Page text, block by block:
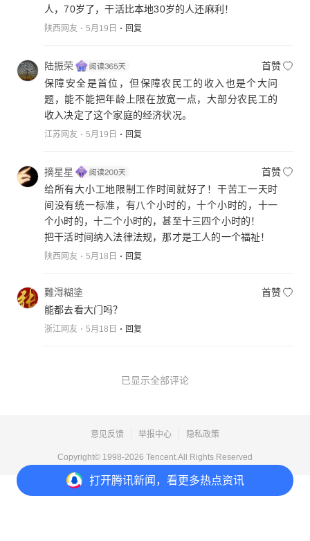
打开腾讯新闻，看更多热点资讯
人，70岁了，干活比本地30岁的人还麻利！
陕西网友 5月19日 回复
陆振荣
首赞
保障安全是首位，但保障农民工的收入也是个大问
题，能不能把年龄上限在放宽一点，大部分农民工的
收入决定了这个家庭的经济状况。
江苏网友 5月19日 回复
摘星星
首赞
给所有大小工地限制工作时间就好了！干苦工一天时
间没有统一标准，有八个小时的，十个小时的，十一
个小时的，十二个小时的，甚至十三四个小时的！
把干活时间纳入法律法规，那才是工人的一个福祉！
陕西网友 5月18日 回复
難淂糊塗
首赞
能都去看大门吗？
浙江网友 5月18日 回复
已显示全部评论
意见反馈 举报中心 隐私政策
Copyright© 1998-2026 Tencent.All Rights Reserved